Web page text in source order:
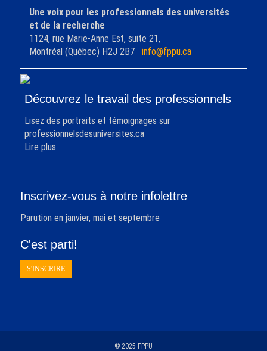
Une voix pour les professionnels des universités
et de la recherche
1124, rue Marie-Anne Est, suite 21,
Montréal (Québec) H2J 2B7 info@fppu.ca
Découvrez le travail des professionnels
Lisez des portraits et témoignages sur
professionnelsdesuniversites.ca
Lire plus
Inscrivez-vous à notre infolettre
Parution en janvier, mai et septembre
C'est parti!
S'INSCRIRE
© 2025 FPPU